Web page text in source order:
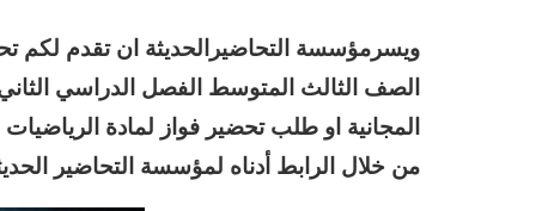
ويسرمؤسسة التحاضيرالحديثة ان تقدم لكم
الصف الثالث المتوسط الفصل الدراسي
المجانية او طلب تحضير فواز لمادة
من خلال الرابط أدناه لمؤسسة التحاضير